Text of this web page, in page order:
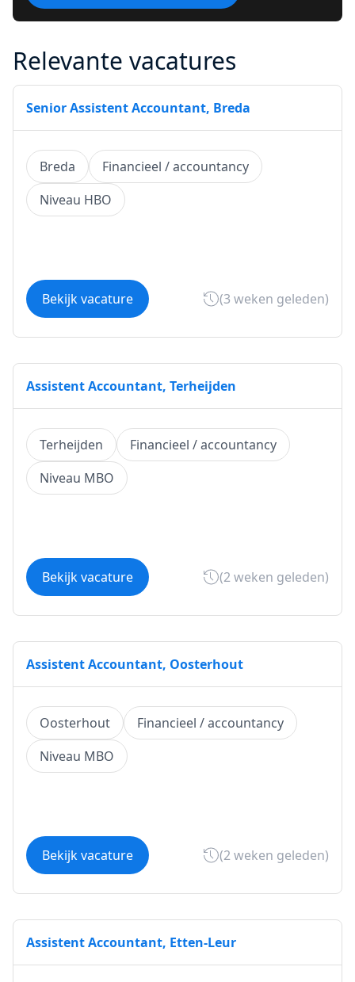
Relevante vacatures
Senior Assistent Accountant, Breda
Breda
Financieel / accountancy
Niveau HBO
Bekijk vacature (3 weken geleden)
Assistent Accountant, Terheijden
Terheijden
Financieel / accountancy
Niveau MBO
Bekijk vacature (2 weken geleden)
Assistent Accountant, Oosterhout
Oosterhout
Financieel / accountancy
Niveau MBO
Bekijk vacature (2 weken geleden)
Assistent Accountant, Etten-Leur